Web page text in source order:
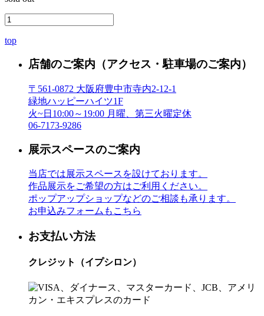
top
店舗のご案内 （アクセス・駐車場のご案内）
〒561-0872 大阪府豊中市寺内2-12-1
緑地ハッピーハイツ1F
火~日10:00～19:00 月曜、第三火曜定休
06-7173-9286
展示スペースのご案内
当店では展示スペースを設けております。
作品展示をご希望の方はご利用ください。
ポップアップショップなどのご相談も承ります。
お申込みフォームもこちら
お支払い方法
クレジット（イプシロン）